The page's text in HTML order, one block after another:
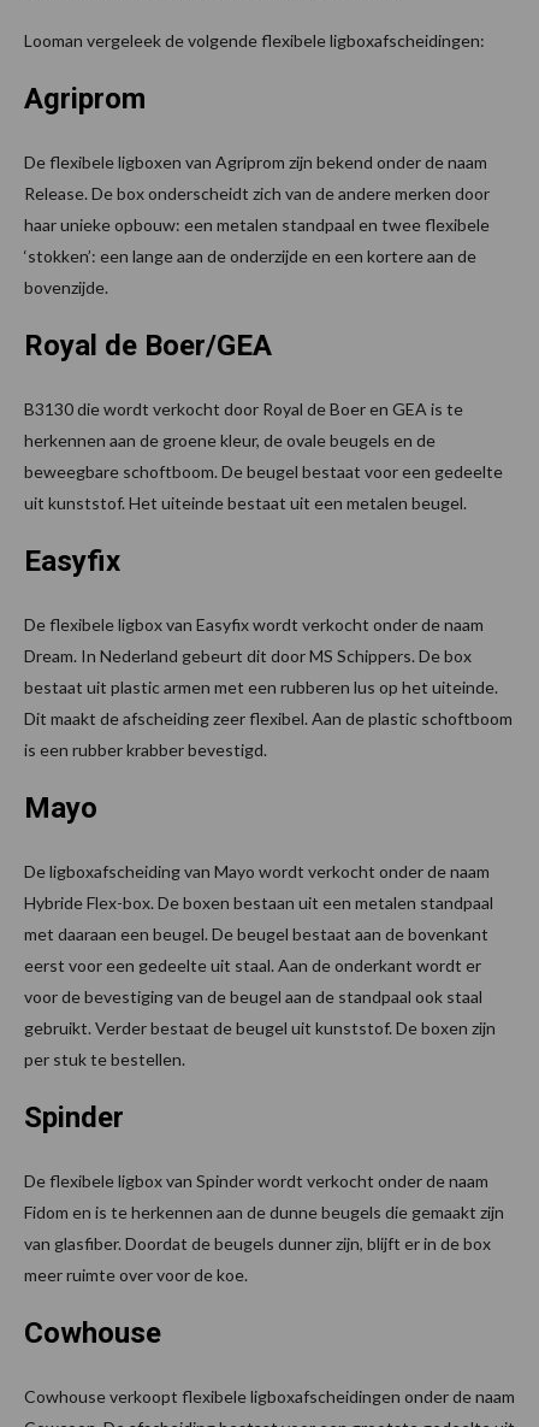
Looman vergeleek de volgende flexibele ligboxafscheidingen:
Agriprom
De flexibele ligboxen van Agriprom zijn bekend onder de naam
Release. De box onderscheidt zich van de andere merken door
haar unieke opbouw: een metalen standpaal en twee flexibele
‘stokken’: een lange aan de onderzijde en een kortere aan de
bovenzijde.
Royal de Boer/GEA
B3130 die wordt verkocht door Royal de Boer en GEA is te
herkennen aan de groene kleur, de ovale beugels en de
beweegbare schoftboom. De beugel bestaat voor een gedeelte
uit kunststof. Het uiteinde bestaat uit een metalen beugel.
Easyfix
De flexibele ligbox van Easyfix wordt verkocht onder de naam
Dream. In Nederland gebeurt dit door MS Schippers. De box
bestaat uit plastic armen met een rubberen lus op het uiteinde.
Dit maakt de afscheiding zeer flexibel. Aan de plastic schoftboom
is een rubber krabber bevestigd.
Mayo
De ligboxafscheiding van Mayo wordt verkocht onder de naam
Hybride Flex-box. De boxen bestaan uit een metalen standpaal
met daaraan een beugel. De beugel bestaat aan de bovenkant
eerst voor een gedeelte uit staal. Aan de onderkant wordt er
voor de bevestiging van de beugel aan de standpaal ook staal
gebruikt. Verder bestaat de beugel uit kunststof. De boxen zijn
per stuk te bestellen.
Spinder
De flexibele ligbox van Spinder wordt verkocht onder de naam
Fidom en is te herkennen aan de dunne beugels die gemaakt zijn
van glasfiber. Doordat de beugels dunner zijn, blijft er in de box
meer ruimte over voor de koe.
Cowhouse
Cowhouse verkoopt flexibele ligboxafscheidingen onder de naam